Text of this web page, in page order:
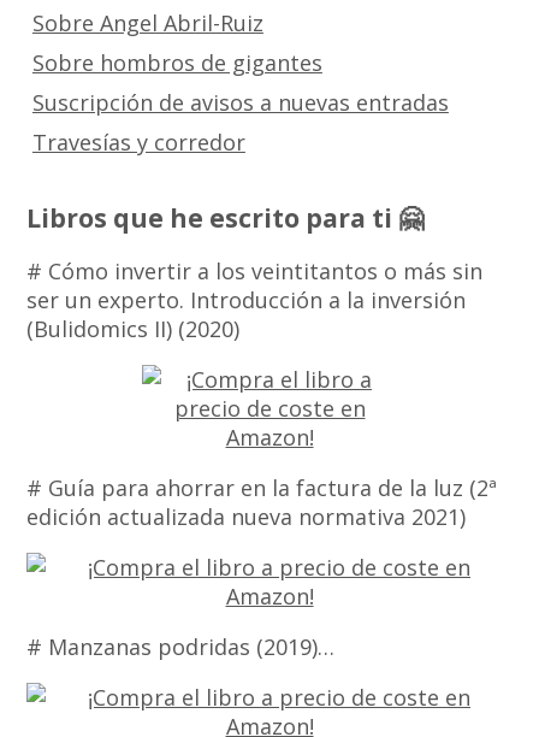
Sobre Angel Abril-Ruiz
Sobre hombros de gigantes
Suscripción de avisos a nuevas entradas
Travesías y corredor
Libros que he escrito para ti 🤗
# Cómo invertir a los veintitantos o más sin
ser un experto. Introducción a la inversión
(Bulidomics II) (2020)
# Guía para ahorrar en la factura de la luz (2ª
edición actualizada nueva normativa 2021)
# Manzanas podridas (2019)…